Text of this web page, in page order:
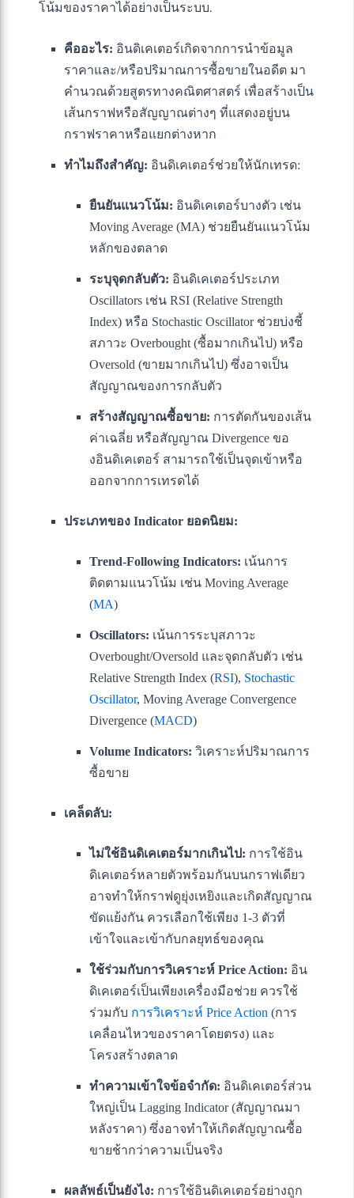
โน้มของราคาได้อย่างเป็นระบบ.
คืออะไร: อินดิเคเตอร์เกิดจากการนำข้อมูล
ราคาและ/หรือปริมาณการซื้อขายในอดีต มา
คำนวณด้วยสูตรทางคณิตศาสตร์ เพื่อสร้างเป็น
เส้นกราฟหรือสัญญาณต่างๆ ที่แสดงอยู่บน
กราฟราคาหรือแยกต่างหาก
ทำไมถึงสำคัญ: อินดิเคเตอร์ช่วยให้นักเทรด:
ยืนยันแนวโน้ม: อินดิเคเตอร์บางตัว เช่น
Moving Average (MA) ช่วยยืนยันแนวโน้ม
หลักของตลาด
ระบุจุดกลับตัว: อินดิเคเตอร์ประเภท
Oscillators เช่น RSI (Relative Strength
Index) หรือ Stochastic Oscillator ช่วยบ่งชี้
สภาวะ Overbought (ซื้อมากเกินไป) หรือ
Oversold (ขายมากเกินไป) ซึ่งอาจเป็น
สัญญาณของการกลับตัว
สร้างสัญญาณซื้อขาย: การตัดกันของเส้น
ค่าเฉลี่ย หรือสัญญาณ Divergence ขอ
งอินดิเคเตอร์ สามารถใช้เป็นจุดเข้าหรือ
ออกจากการเทรดได้
ประเภทของ Indicator ยอดนิยม:
Trend-Following Indicators: เน้นการ
ติดตามแนวโน้ม เช่น Moving Average
(MA)
Oscillators: เน้นการระบุสภาวะ
Overbought/Oversold และจุดกลับตัว เช่น
Relative Strength Index (RSI), Stochastic
Oscillator, Moving Average Convergence
Divergence (MACD)
Volume Indicators: วิเคราะห์ปริมาณการ
ซื้อขาย
เคล็ดลับ:
ไม่ใช้อินดิเคเตอร์มากเกินไป: การใช้อิน
ดิเคเตอร์หลายตัวพร้อมกันบนกราฟเดียว
อาจทำให้กราฟดูยุ่งเหยิงและเกิดสัญญาณ
ขัดแย้งกัน ควรเลือกใช้เพียง 1-3 ตัวที่
เข้าใจและเข้ากับกลยุทธ์ของคุณ
ใช้ร่วมกับการวิเคราะห์ Price Action: อิน
ดิเคเตอร์เป็นเพียงเครื่องมือช่วย ควรใช้
ร่วมกับ การวิเคราะห์ Price Action (การ
เคลื่อนไหวของราคาโดยตรง) และ
โครงสร้างตลาด
ทำความเข้าใจข้อจำกัด: อินดิเคเตอร์ส่วน
ใหญ่เป็น Lagging Indicator (สัญญาณมา
หลังราคา) ซึ่งอาจทำให้เกิดสัญญาณซื้อ
ขายช้ากว่าความเป็นจริง
ผลลัพธ์เป็นยังไง: การใช้อินดิเคเตอร์อย่างถูก